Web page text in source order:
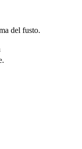
del fusto.